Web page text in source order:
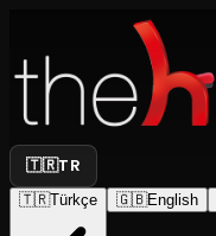
🇹🇷TR
🇹🇷Türkçe 🇬🇧English